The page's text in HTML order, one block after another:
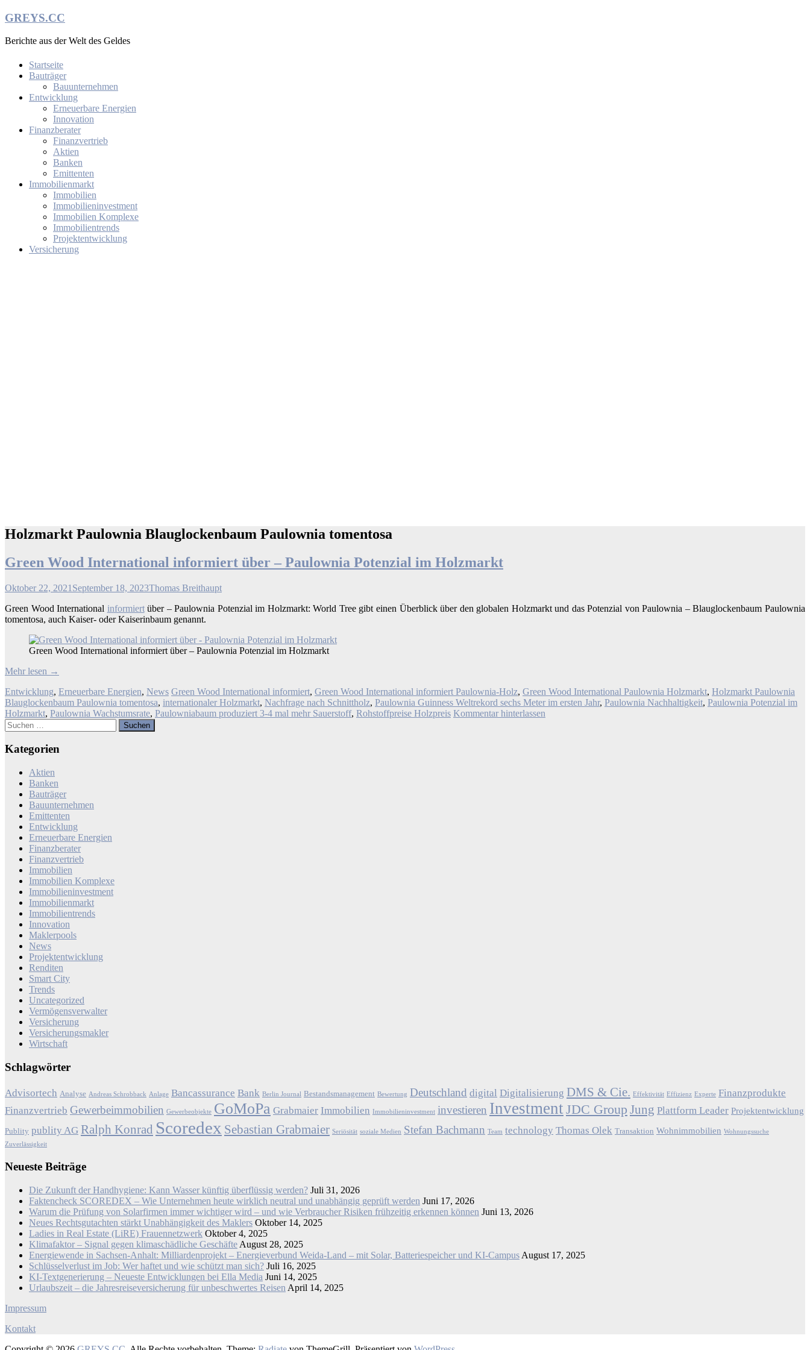
Zum
springen
GREYS.CC
Berichte aus der Welt des Geldes
Startseite
Bauträger
Bauunternehmen
Entwicklung
Erneuerbare Energien
Innovation
Finanzberater
Finanzvertrieb
Aktien
Banken
Emittenten
Immobilienmarkt
Immobilien
Immobilieninvestment
Immobilien Komplexe
Immobilientrends
Projektentwicklung
Versicherung
Holzmarkt Paulownia Blauglockenbaum Paulownia tomentosa
Green Wood International informiert über – Paulownia Potenzial im Holzmarkt
Oktober 22, 2021 September 18, 2023Thomas Breithaupt
Green Wood International informiertüber – Paulownia Potenzial im Holzmarkt: World Tree gibt einen Überblick über den globalen Holzmarkt und das Potenzial von Paulownia – Blauglockenbaum Paulownia
tomentosa, auch Kaiser- oder Kaiserinbaum genannt.
Green Wood International informiert über – Paulownia Potenzial im Holzmarkt
Mehr lesen →
Entwicklung, Erneuerbare Energien, News Green Wood International informiert, Green Wood International informiert Paulownia-Holz, Green Wood International Paulownia Holzmarkt, Holzmarkt Paulownia
Blauglockenbaum Paulownia tomentosa, internationaler Holzmarkt, Nachfrage nach Schnittholz, Paulownia Guinness Weltrekord sechs Meter im ersten Jahr, Paulownia Nachhaltigkeit, Paulownia Potenzial im
Holzmarkt, Paulownia Wachstumsrate, Paulowniabaum produziert 3-4 mal mehr Sauerstoff, Rohstoffpreise Holzpreis Kommentar hinterlassen
Suchen
nach:
Kategorien
Aktien
Banken
Bauträger
Bauunternehmen
Emittenten
Entwicklung
Erneuerbare Energien
Finanzberater
Finanzvertrieb
Immobilien
Immobilien Komplexe
Immobilieninvestment
Immobilienmarkt
Immobilientrends
Innovation
Maklerpools
News
Projektentwicklung
Renditen
Smart City
Trends
Uncategorized
Vermögensverwalter
Versicherung
Versicherungsmakler
Wirtschaft
Schlagwörter
Advisortech Analyse Andreas Schrobback Anlage Bancassurance Bank Berlin Journal Bestandsmanagement Bewertung Deutschland digital Digitalisierung DMS & Cie. Effektivität Effizienz Experte Finanzprodukte
Finanzvertrieb Gewerbeimmobilien Gewerbeobjekte GoMoPa Grabmaier Immobilien Immobilieninvestment investieren Investment JDC Group Jung Plattform Leader Projektentwicklung
Publity publity AG Ralph Konrad Scoredex Sebastian Grabmaier Seriösität soziale Medien Stefan Bachmann Team technology Thomas Olek Transaktion Wohnimmobilien Wohnungssuche
Zuverlässigkeit
Neueste Beiträge
Die Zukunft der Handhygiene: Kann Wasser künftig überflüssig werden? Juli 31, 2026
Faktencheck SCOREDEX – Wie Unternehmen heute wirklich neutral und unabhängig geprüft werden Juni 17, 2026
Warum die Prüfung von Solarfirmen immer wichtiger wird – und wie Verbraucher Risiken frühzeitig erkennen können Juni 13, 2026
Neues Rechtsgutachten stärkt Unabhängigkeit des Maklers Oktober 14, 2025
Ladies in Real Estate (LiRE) Frauennetzwerk Oktober 4, 2025
Klimafaktor – Signal gegen klimaschädliche Geschäfte August 28, 2025
Energiewende in Sachsen-Anhalt: Milliardenprojekt – Energieverbund Weida-Land – mit Solar, Batteriespeicher und KI-Campus August 17, 2025
Schlüsselverlust im Job: Wer haftet und wie schützt man sich? Juli 16, 2025
KI-Textgenerierung – Neueste Entwicklungen bei Ella Media Juni 14, 2025
Urlaubszeit – die Jahresreiseversicherung für unbeschwertes Reisen April 14, 2025
Impressum
Kontakt